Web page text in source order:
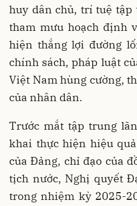
huy dân chủ, trí tuệ tập
tham mưu hoạch định
hiện thắng lợi đường
chính sách, pháp luật
Việt Nam hùng cường,
của nhân dân.
Trước mắt tập trung
khai thực hiện hiệu
của Đảng, chỉ đạo của
tịch nước, Nghị quyết
trong nhiệm kỳ 2025-